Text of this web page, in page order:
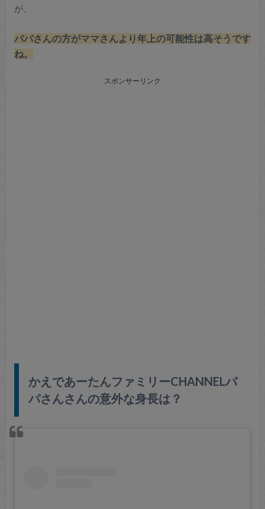
が、
パパさんの方がママさんより年上の可能性は高そうです
ね。
スポンサーリンク
かえであーたんファミリーCHANNELパ
パさんさんの意外な身長は？